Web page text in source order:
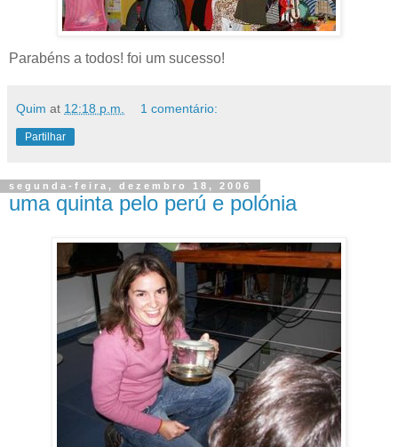
Parabéns a todos! foi um sucesso!
Quim at 12:18 p.m. 1 comentário:
Partilhar
segunda-feira, dezembro 18, 2006
uma quinta pelo perú e polónia